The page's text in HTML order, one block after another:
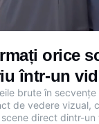
orice
într-un
brute în
de vedere vizual,
direct dintr-un